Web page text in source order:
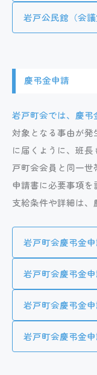
岩戸公民館（会
慶弔金申請
岩戸町会では、慶弔
対象となる事由が
に届くように、班
戸町会会員と同一
申請書に必要事項を
支給条件や詳細は、
岩戸町会慶弔金申
岩戸町会慶弔金申
岩戸町会慶弔金
岩戸町会慶弔金